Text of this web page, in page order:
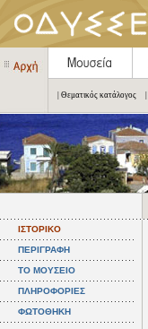
| Θεματικός κατάλογος
ΙΣΤΟΡΙΚΟ
ΠΕΡΙΓΡΑΦΗ
ΤΟ ΜΟΥΣΕΙΟ
ΠΛΗΡΟΦΟΡΙΕΣ
ΦΩΤΟΘΗΚΗ